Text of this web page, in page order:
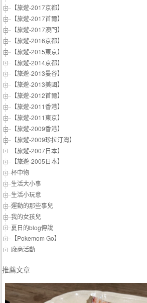
【旅遊-2017京都】
【旅遊-2017首爾】
【旅遊-2017澳門】
【旅遊-2016京都】
【旅遊-2015東京】
【旅遊-2014京都】
【旅遊-2013曼谷】
【旅遊-2013美國】
【旅遊-2012首爾】
【旅遊-2011香港】
【旅遊-2011東京】
【旅遊-2009香港】
【旅遊-2009珍拉汀灣】
【旅遊-2007日本】
【旅遊-2005日本】
杯中物
生活大小事
生活小玩意
運動的那些事兒
我的女孩兒
夏日的blog傳說
【Pokemom Go】
廠商活動
推薦文章